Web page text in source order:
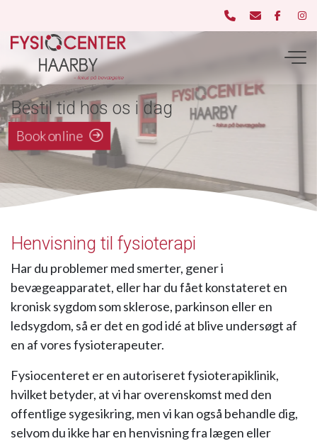
hovedindhold
Bestil tid hos os i dag
Book online
Henvisning til fysioterapi
Har du problemer med smerter, gener i
bevægeapparatet, eller har du fået konstateret en
kronisk sygdom som sklerose, parkinson eller en
ledsygdom, så er det en god idé at blive undersøgt af
en af vores fysioterapeuter.
Fysiocenteret er en autoriseret fysioterapiklinik,
hvilket betyder, at vi har overenskomst med den
offentlige sygesikring, men vi kan også behandle dig,
selvom du ikke har en henvisning fra lægen eller